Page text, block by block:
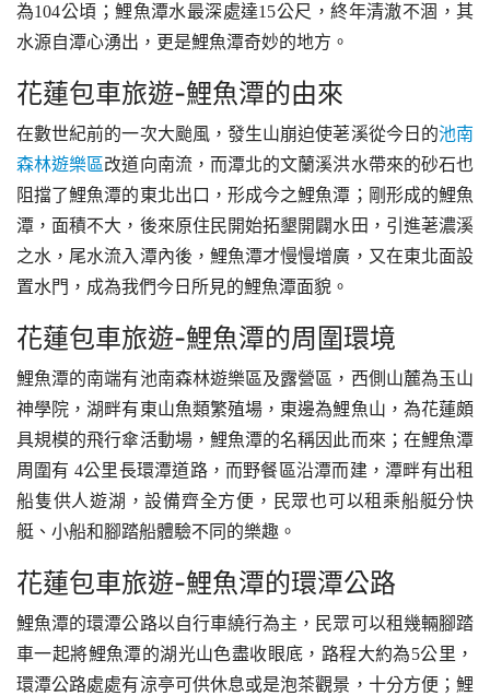
為104公頃；鯉魚潭水最深處達15公尺，終年清澈不涸，其
水源自潭心湧出，更是鯉魚潭奇妙的地方。
花蓮包車旅遊-鯉魚潭的由來
在數世紀前的一次大颱風，發生山崩迫使荖溪從今日的池南
森林遊樂區改道向南流，而潭北的文蘭溪洪水帶來的砂石也
阻擋了鯉魚潭的東北出口，形成今之鯉魚潭；剛形成的鯉魚
潭，面積不大，後來原住民開始拓墾開闢水田，引進荖濃溪
之水，尾水流入潭內後，鯉魚潭才慢慢增廣，又在東北面設
置水門，成為我們今日所見的鯉魚潭面貌。
花蓮包車旅遊-鯉魚潭的周圍環境
鯉魚潭的南端有池南森林遊樂區及露營區，西側山麓為玉山
神學院，湖畔有東山魚類繁殖場，東邊為鯉魚山，為花蓮頗
具規模的飛行傘活動場，鯉魚潭的名稱因此而來；在鯉魚潭
周圍有 4公里長環潭道路，而野餐區沿潭而建，潭畔有出租
船隻供人遊湖，設備齊全方便，民眾也可以租乘船艇分快
艇、小船和腳踏船體驗不同的樂趣。
花蓮包車旅遊-鯉魚潭的環潭公路
鯉魚潭的環潭公路以自行車繞行為主，民眾可以租幾輛腳踏
車一起將鯉魚潭的湖光山色盡收眼底，路程大約為5公里，
環潭公路處處有涼亭可供休息或是泡茶觀景，十分方便；鯉